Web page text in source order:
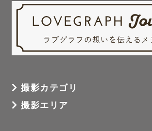
撮影カテゴリ
撮影エリア